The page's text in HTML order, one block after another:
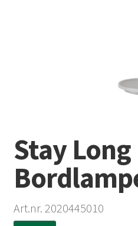
Stay Long
Art.nr. 2020445010